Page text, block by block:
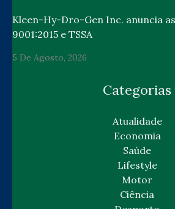
Kleen-Hy-Dro-Gen Inc. anuncia
9001:2015 e TSSA
5 De Agosto, 2026
Categorias
Atualidade
Economia
Saúde
Lifestyle
Motor
Ciência